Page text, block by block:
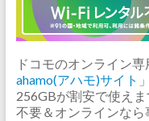
ドコモのオンライン
ahamo(アハモ)サイト
256GBが割安で使え
不要＆オンラインなら